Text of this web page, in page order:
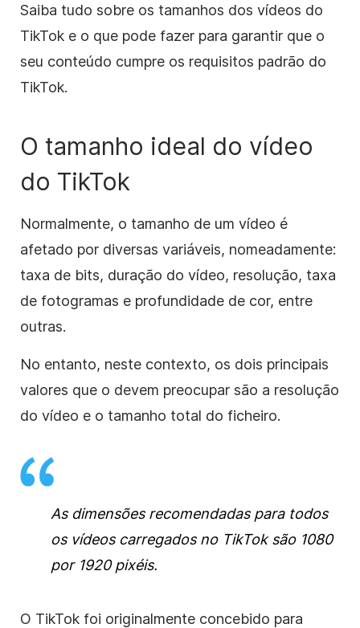
Saiba tudo sobre os tamanhos dos vídeos do
TikTok e o que pode fazer para garantir que o
seu conteúdo cumpre os requisitos padrão do
TikTok.
O tamanho ideal do vídeo
do TikTok
Normalmente, o tamanho de um vídeo é
afetado por diversas variáveis, nomeadamente:
taxa de bits, duração do vídeo, resolução, taxa
de fotogramas e profundidade de cor, entre
outras.
No entanto, neste contexto, os dois principais
valores que o devem preocupar são a resolução
do vídeo e o tamanho total do ficheiro.
As dimensões recomendadas para todos
os vídeos carregados no TikTok são 1080
por 1920 pixéis.
O TikTok foi originalmente concebido para